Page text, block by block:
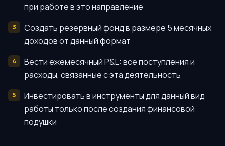
при работе в это направление
Создать резервный фонд в размере 5 месячных
доходов от данный формат
Вести ежемесячный P&L: все поступления и
расходы, связанные с эта деятельность
Инвестировать в инструменты для данный вид
работы только после создания финансовой
подушки